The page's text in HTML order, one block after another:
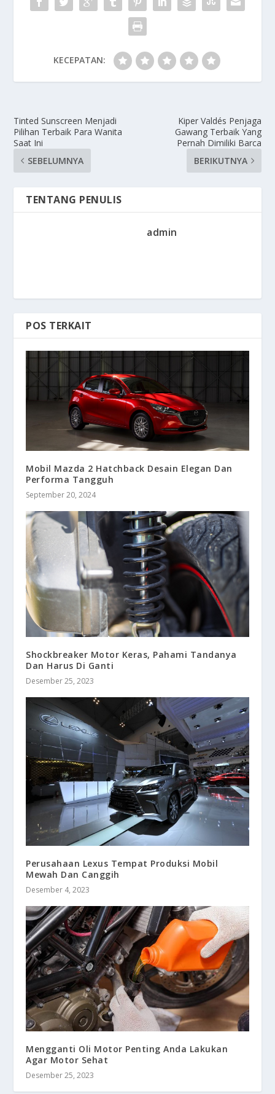
KECEPATAN:
Tinted Sunscreen Menjadi
Pilihan Terbaik Para Wanita
Saat Ini
SEBELUMNYA
Kiper Valdés Penjaga
Gawang Terbaik Yang
Pernah Dimiliki Barca
BERIKUTNYA
TENTANG PENULIS
admin
POS TERKAIT
Mobil Mazda 2 Hatchback Desain Elegan Dan
Performa Tangguh
September 20, 2024
Shockbreaker Motor Keras, Pahami Tandanya
Dan Harus Di Ganti
Desember 25, 2023
Perusahaan Lexus Tempat Produksi Mobil
Mewah Dan Canggih
Desember 4, 2023
Mengganti Oli Motor Penting Anda Lakukan
Agar Motor Sehat
Desember 25, 2023